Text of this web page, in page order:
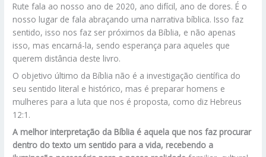
Rute fala ao nosso ano de 2020, ano difícil, ano de dores. É o
nosso lugar de fala abraçando uma narrativa bíblica. Isso faz
sentido, isso nos faz ser próximos da Bíblia, e não apenas
isso, mas encarná-la, sendo esperança para aqueles que
querem distância deste livro.
O objetivo último da Bíblia não é a investigação científica do
seu sentido literal e histórico, mas é preparar homens e
mulheres para a luta que nos é proposta, como diz Hebreus
12:1.
A melhor interpretação da Bíblia é aquela que nos faz procurar
dentro do texto um sentido para a vida, recebendo a